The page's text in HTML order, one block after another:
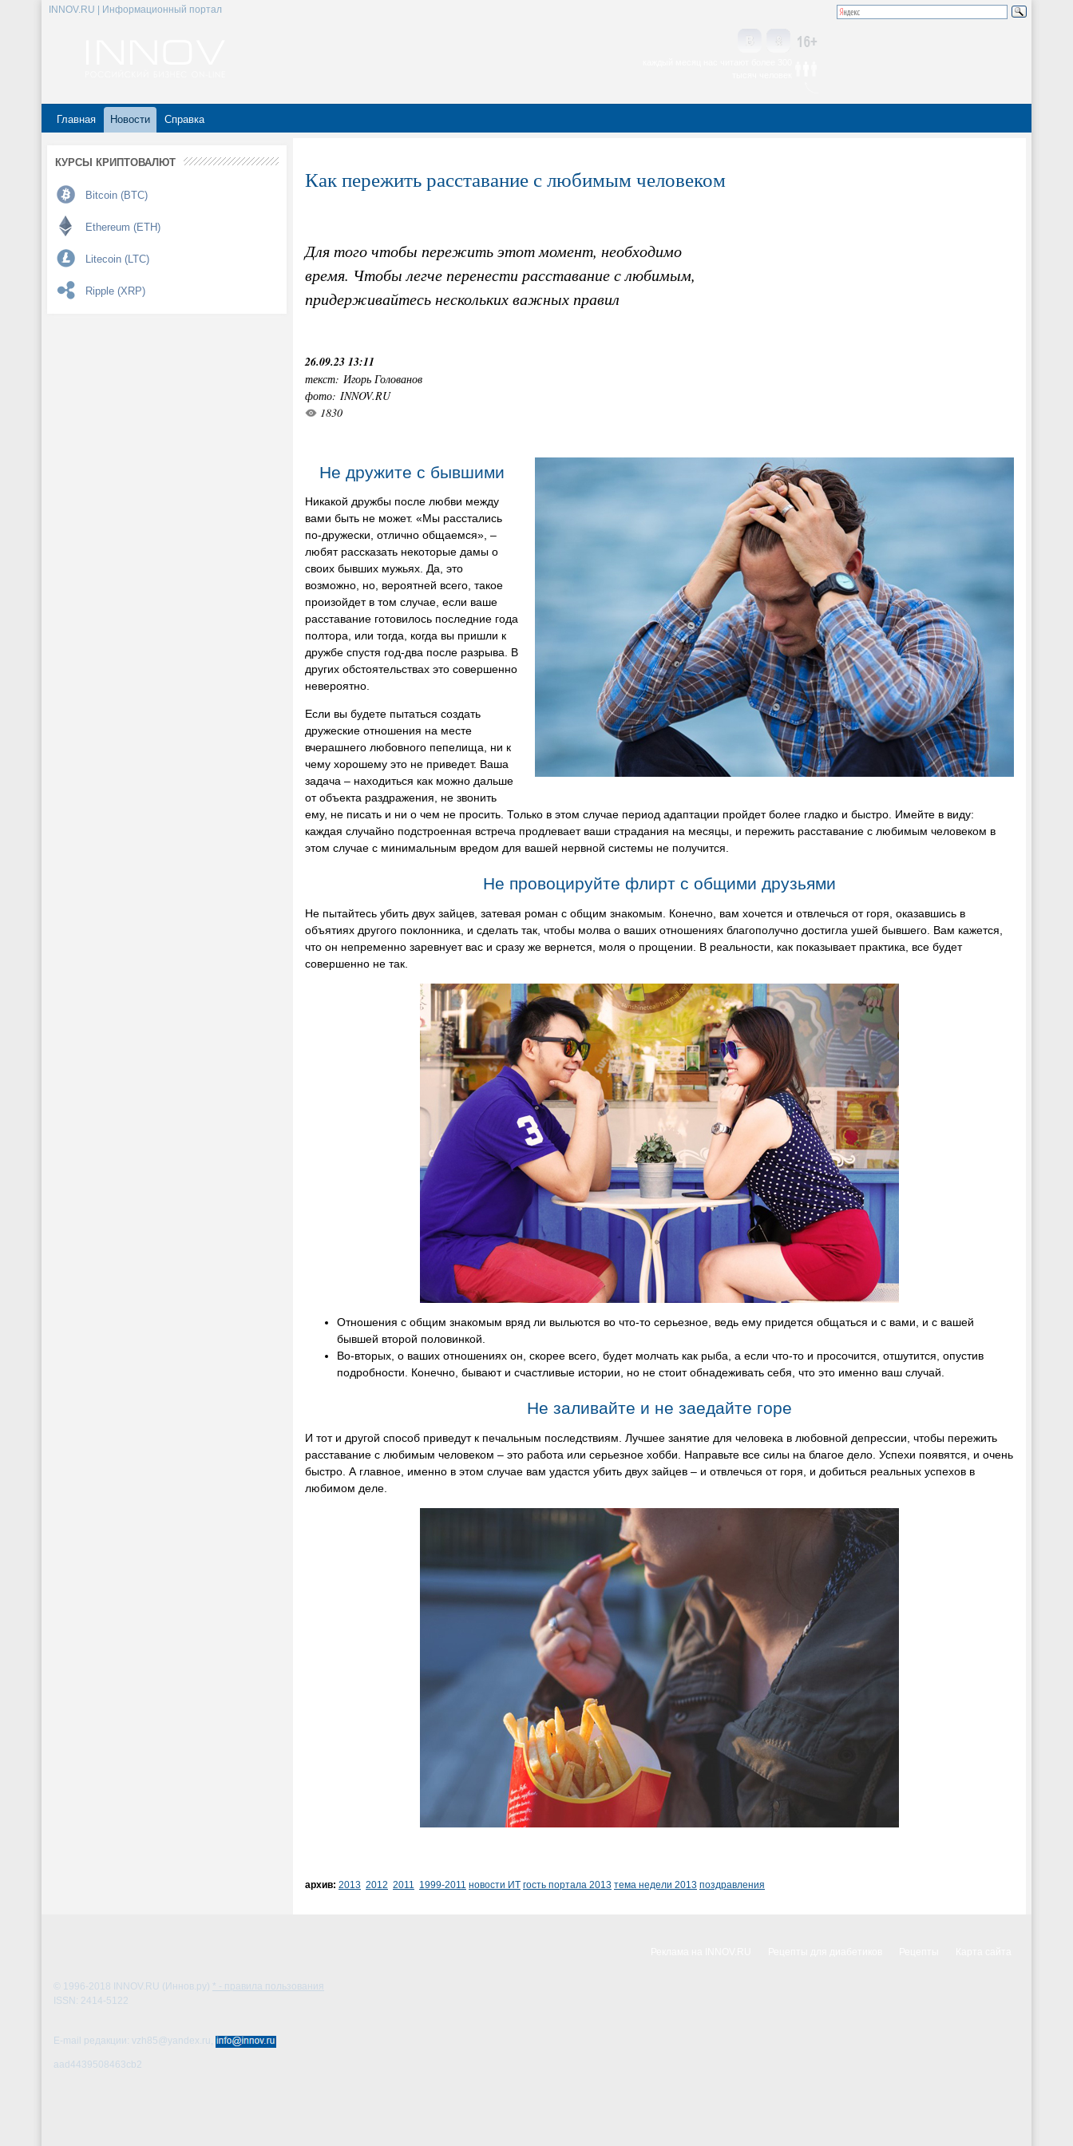
INNOV.RU | Информационный портал
Главная Новости Справка
КУРСЫ КРИПТОВАЛЮТ
Bitcoin (BTC)
Ethereum (ETH)
Litecoin (LTC)
Ripple (XRP)
Как пережить расставание с любимым человеком
Для того чтобы пережить этот момент, необходимо
время. Чтобы легче перенести расставание с любимым,
придерживайтесь нескольких важных правил
26.09.23 13:11
текст: Игорь Голованов
фото: INNOV.RU
1830
Не дружите с бывшими
Никакой дружбы после любви между
вами быть не может. «Мы расстались
по-дружески, отлично общаемся», –
любят рассказать некоторые дамы о
своих бывших мужьях. Да, это
возможно, но, вероятней всего, такое
произойдет в том случае, если ваше
расставание готовилось последние года
полтора, или тогда, когда вы пришли к
дружбе спустя год-два после разрыва. В
других обстоятельствах это совершенно
невероятно.
Если вы будете пытаться создать
дружеские отношения на месте
вчерашнего любовного пепелища, ни к
чему хорошему это не приведет. Ваша
задача – находиться как можно дальше
от объекта раздражения, не звонить
ему, не писать и ни о чем не просить. Только в этом случае период адаптации пройдет более гладко и быстро. Имейте в виду:
каждая случайно подстроенная встреча продлевает ваши страдания на месяцы, и пережить расставание с любимым человеком в
этом случае с минимальным вредом для вашей нервной системы не получится.
Не провоцируйте флирт с общими друзьями
Не пытайтесь убить двух зайцев, затевая роман с общим знакомым. Конечно, вам хочется и отвлечься от горя, оказавшись в
объятиях другого поклонника, и сделать так, чтобы молва о ваших отношениях благополучно достигла ушей бывшего. Вам кажется,
что он непременно заревнует вас и сразу же вернется, моля о прощении. В реальности, как показывает практика, все будет
совершенно не так.
Отношения с общим знакомым вряд ли выльются во что-то серьезное, ведь ему придется общаться и с вами, и с вашей
бывшей второй половинкой.
Во-вторых, о ваших отношениях он, скорее всего, будет молчать как рыба, а если что-то и просочится, отшутится, опустив
подробности. Конечно, бывают и счастливые истории, но не стоит обнадеживать себя, что это именно ваш случай.
Не заливайте и не заедайте горе
И тот и другой способ приведут к печальным последствиям. Лучшее занятие для человека в любовной депрессии, чтобы пережить
расставание с любимым человеком – это работа или серьезное хобби. Направьте все силы на благое дело. Успехи появятся, и очень
быстро. А главное, именно в этом случае вам удастся убить двух зайцев – и отвлечься от горя, и добиться реальных успехов в
любимом деле.
архив: 2013 2012 2011 1999-2011 новости ИТ гость портала 2013 тема недели 2013 поздравления
© 1996-2018 INNOV.RU (Иннов.ру) * - правила пользования
ISSN: 2414-5122
E-mail редакции: vzh85@yandex.ru,
aad4439508463cb2